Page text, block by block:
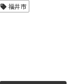
福井市